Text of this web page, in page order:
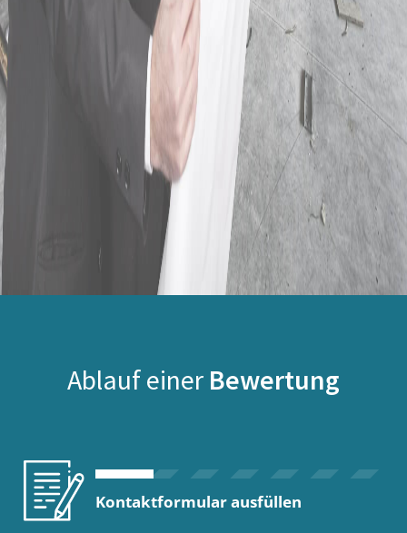
Ablauf einer Bewertung
Kontaktformular ausfüllen